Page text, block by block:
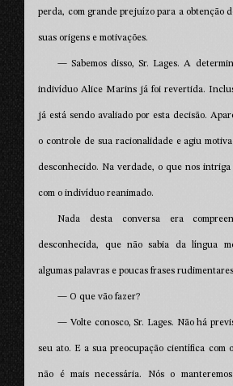
perda, com grande prejuízo para a obtenção
suas origens e motivações.
— Sabemos disso, Sr. Lages. A
indivíduo Alice Marins já foi revertida.
já está sendo avaliado por esta decisão.
o controle de sua racionalidade e agiu
desconhecido. Na verdade, o que nos
com o indivíduo reanimado.
Nada desta conversa era
desconhecida, que não sabia da língua
algumas palavras e poucas frases
— O que vão fazer?
— Volte conosco, Sr. Lages. Não há
seu ato. E a sua preocupação científica com
não é mais necessária. Nós o